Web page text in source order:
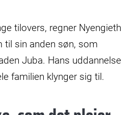
tilovers, regner Nyengieth
til sin anden søn, som
Juba. Hans uddannelse
familien klynger sig til.